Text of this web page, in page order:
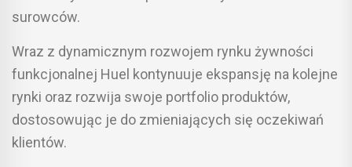
surowców.
Wraz z dynamicznym rozwojem rynku żywności
funkcjonalnej Huel kontynuuje ekspansję na kolejne
rynki oraz rozwija swoje portfolio produktów,
dostosowując je do zmieniających się oczekiwań
klientów.